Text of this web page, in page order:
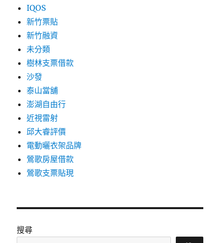
IQOS
新竹票貼
新竹融資
未分類
樹林支票借款
沙發
泰山當舖
澎湖自由行
近視雷射
邱大睿評價
電動曬衣架品牌
鶯歌房屋借款
鶯歌支票貼現
搜尋